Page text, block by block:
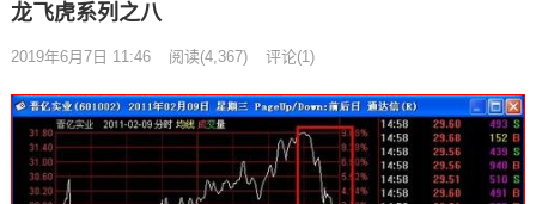
龙飞虎系列之八
2019年6月7日 11:46 阅读(4,367) 评论(1)